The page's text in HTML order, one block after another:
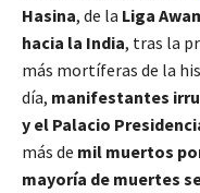
Hasina, de la Liga
hacia la India, tras la
más mortíferas de la
día, manifestantes
y el Palacio
más de mil muertos
mayoría de muertes